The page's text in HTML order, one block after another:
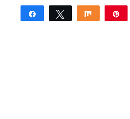
Share Tweet Share